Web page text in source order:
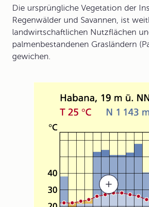
Die ursprüngliche Vegetation der
Regenwälder und Savannen, ist
landwirtschaftlichen Nutzflächen
palmenbestandenen Grasländern
gewichen.